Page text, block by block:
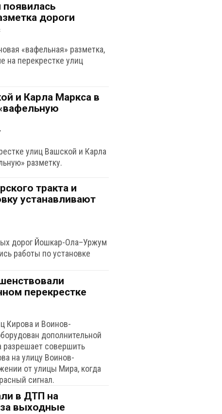
дороги
«вафельная» разметка,
на перекрестке улиц
и Карла Маркса в
улиц Вашской и Карла
разметку.
тракта и
устанавливают
дорог Йошкар-Ола–Уржум
работы по установке
перекрестке
Кирова и Воинов-
дополнительной
разрешает совершить
на улицу Воинов-
от улицы Мира, когда
сигнал.
в ДТП на
выходные